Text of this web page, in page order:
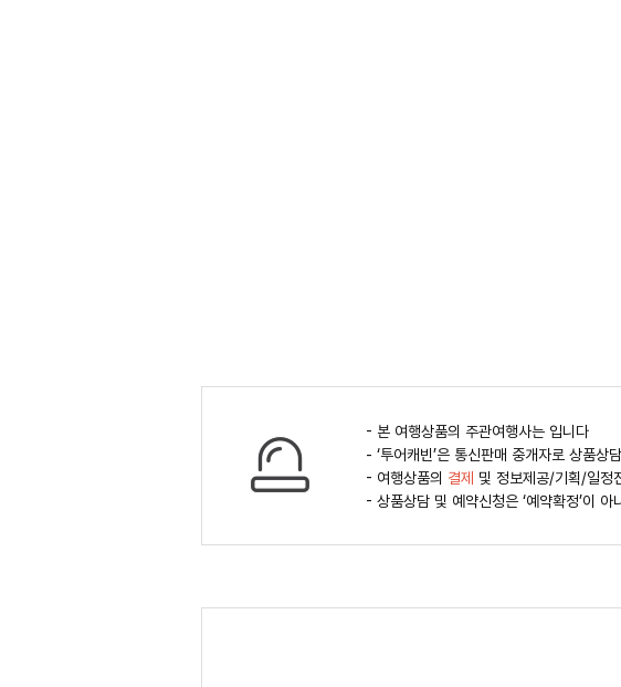
- 본 여행상품의 주관여행사는 입니다
- ‘투어캐빈’은 통신판매 중개자로 상품
- 여행상품의 결제 및 정보제공/기획/일정
- 상품상담 및 예약신청은 ‘예약확정’이 아